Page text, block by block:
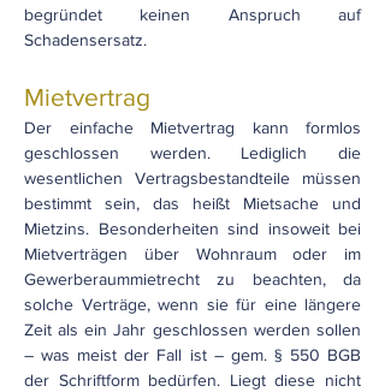
begründet keinen Anspruch auf
Schadensersatz.
Mietvertrag
Der einfache Mietvertrag kann formlos
geschlossen werden. Lediglich die
wesentlichen Vertragsbestandteile müssen
bestimmt sein, das heißt Mietsache und
Mietzins. Besonderheiten sind insoweit bei
Mietverträgen über Wohnraum oder im
Gewerberaummietrecht zu beachten, da
solche Verträge, wenn sie für eine längere
Zeit als ein Jahr geschlossen werden sollen
– was meist der Fall ist – gem. § 550 BGB
der Schriftform bedürfen. Liegt diese nicht